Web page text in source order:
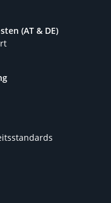
(AT & DE)